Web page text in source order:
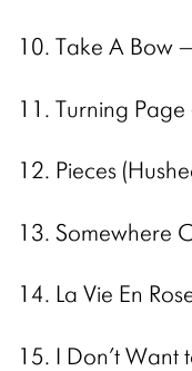
Take A Bow
Turning
Pieces
Somewhere
La Vie En
I Don’t Want